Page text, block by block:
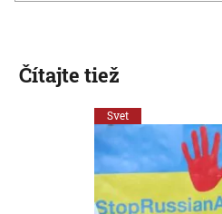
Čítajte tiež
Svet